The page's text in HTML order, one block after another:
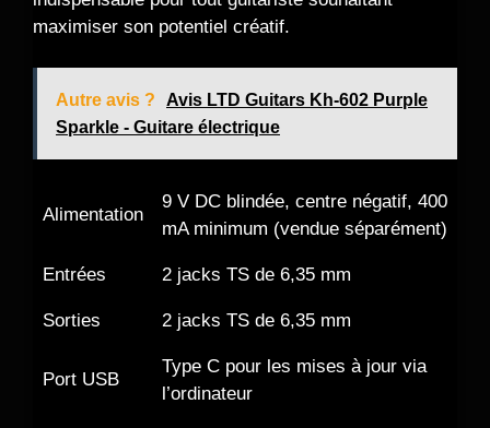
maximiser son potentiel créatif.
Autre avis ?
Avis LTD Guitars Kh-602 Purple
Sparkle - Guitare électrique
Alimentation
9 V DC blindée, centre négatif, 400
mA minimum (vendue séparément)
Entrées 2 jacks TS de 6,35 mm
Sorties 2 jacks TS de 6,35 mm
Port USB
Type C pour les mises à jour via
l’ordinateur